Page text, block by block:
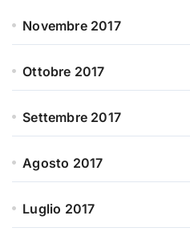
Novembre 2017
Ottobre 2017
Settembre 2017
Agosto 2017
Luglio 2017